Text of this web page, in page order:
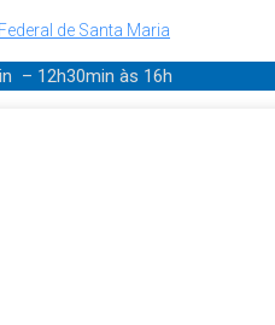
de Santa Maria
– 12h30min às 16h